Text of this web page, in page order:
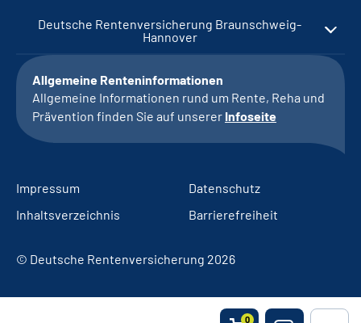
0
Deutsche Rentenversicherung Braunschweig-
Hannover
Allgemeine Renteninformationen
Allgemeine Informationen rund um Rente, Reha und
Prävention finden Sie auf unserer Infoseite
Impressum
Datenschutz
Inhaltsverzeichnis
Barrierefreiheit
© Deutsche Rentenversicherung 2026